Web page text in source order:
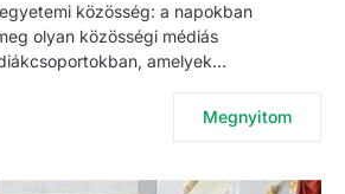
közösség: a napokban
olyan közösségi médiás
amelyek…
Megnyitom